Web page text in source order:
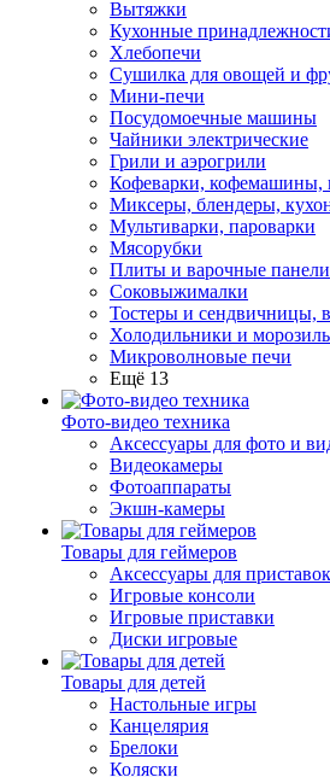
Вытяжки
Кухонные
Хлебопечи
Сушилка для овощей и
Мини-печи
Посудомоечные машины
Чайники электрические
Грили и аэрогрили
Кофеварки, кофемашины,
Миксеры, блендеры,
Мультиварки, пароварки
Мясорубки
Плиты и варочные панели
Соковыжималки
Тостеры и сендвичницы,
Холодильники и
Микроволновые печи
Ещё 13
Фото-видео техника
Аксессуары для фото и
Видеокамеры
Фотоаппараты
Экшн-камеры
Товары для геймеров
Аксессуары для приставок
Игровые консоли
Игровые приставки
Диски игровые
Товары для детей
Настольные игры
Канцелярия
Брелоки
Коляски